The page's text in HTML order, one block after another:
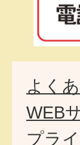
よく
WEB
プラ